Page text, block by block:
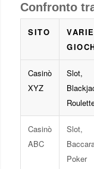
Confronto
SITO
Casinò
XYZ
Slot,
Casinò
ABC
Slot,
Poker